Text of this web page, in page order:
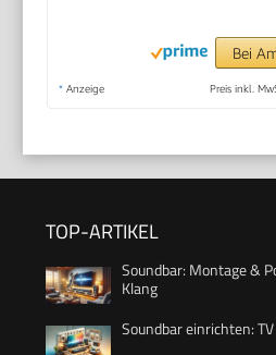
Bei
* Anzeige Preis inkl.
TOP-ARTIKEL
Soundbar: Montage &
Klang
Soundbar einrichten: